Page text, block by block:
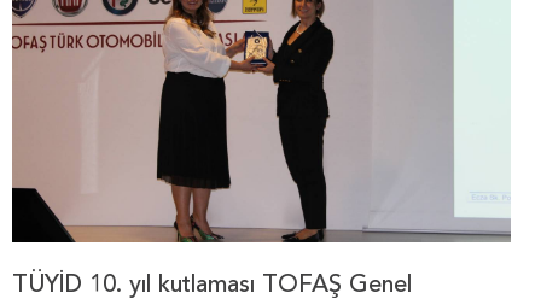
TÜYİD 10. yıl kutlaması TOFAŞ Genel